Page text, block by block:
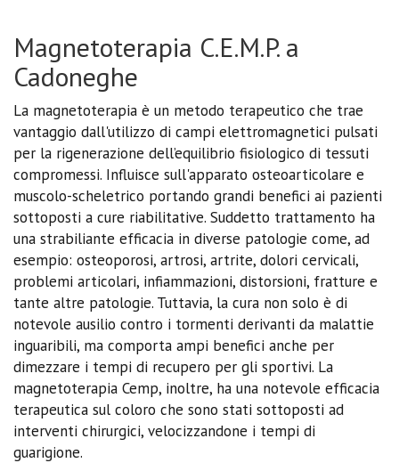
Magnetoterapia C.E.M.P. a
Cadoneghe
La magnetoterapia è un metodo terapeutico che trae
vantaggio dall'utilizzo di campi elettromagnetici pulsati
per la rigenerazione dell’equilibrio fisiologico di tessuti
compromessi. Influisce sull'apparato osteoarticolare e
muscolo-scheletrico portando grandi benefici ai pazienti
sottoposti a cure riabilitative. Suddetto trattamento ha
una strabiliante efficacia in diverse patologie come, ad
esempio: osteoporosi, artrosi, artrite, dolori cervicali,
problemi articolari, infiammazioni, distorsioni, fratture e
tante altre patologie. Tuttavia, la cura non solo è di
notevole ausilio contro i tormenti derivanti da malattie
inguaribili, ma comporta ampi benefici anche per
dimezzare i tempi di recupero per gli sportivi. La
magnetoterapia Cemp, inoltre, ha una notevole efficacia
terapeutica sul coloro che sono stati sottoposti ad
interventi chirurgici, velocizzandone i tempi di
guarigione.